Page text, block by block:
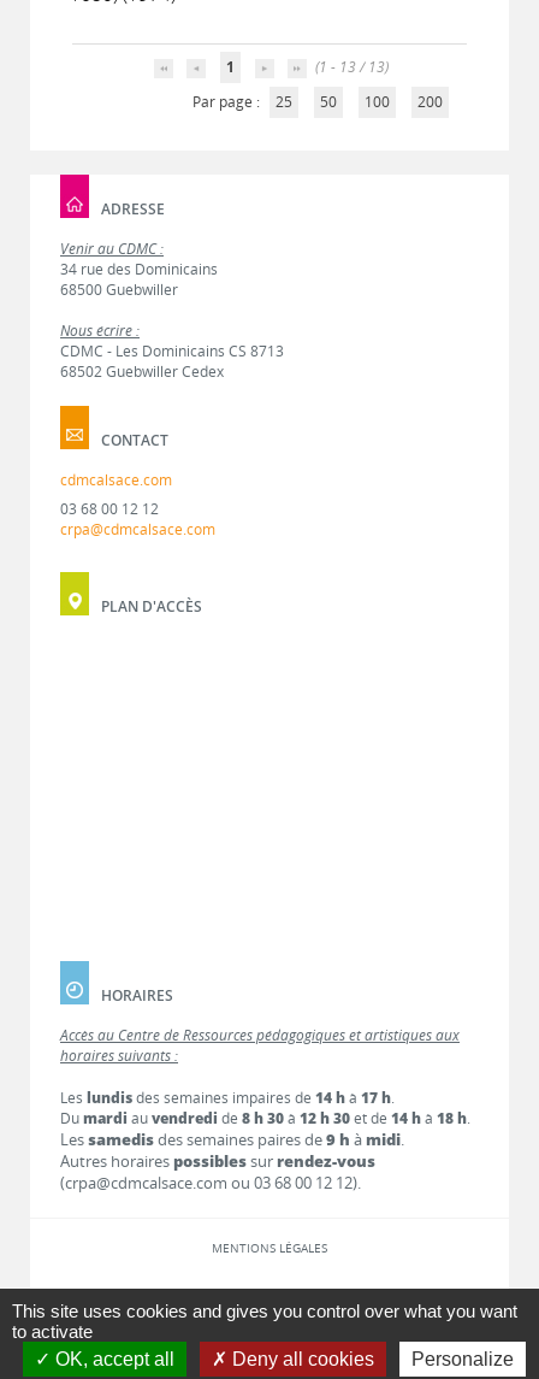
1
(1 - 13 / 13)
Par page :
25 50 100 200
ADRESSE
Venir au CDMC :
34 rue des Dominicains
68500 Guebwiller
Nous écrire :
CDMC - Les Dominicains CS 8713
68502 Guebwiller Cedex
CONTACT
cdmcalsace.com
03 68 00 12 12
crpa@cdmcalsace.com
PLAN D'ACCÈS
HORAIRES
Accès au Centre de Ressources pédagogiques et artistiques aux
horaires suivants :
Les lundisdes semaines impaires de 14 hà 17 h.
Dumardi auvendredi de 8 h 30à 12 h 30et de 14 hà 18 h.
Lessamedisdes semaines paires de9 h à midi.
Autres horaires possiblessur rendez-vous
(crpa@cdmcalsace.com ou 03 68 00 12 12).
MENTIONS LÉGALES
LIENS
CONTACT
This site uses cookies and gives you control over what you want
to activate
OK, accept all
Deny all cookies Personalize